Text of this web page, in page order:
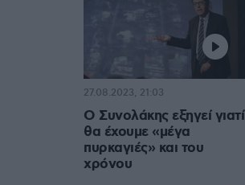
Ο Συνολάκης εξηγεί γιατί
θα έχουμε «μέγα
πυρκαγιές» και του
χρόνου
27.08.2023, 21:03